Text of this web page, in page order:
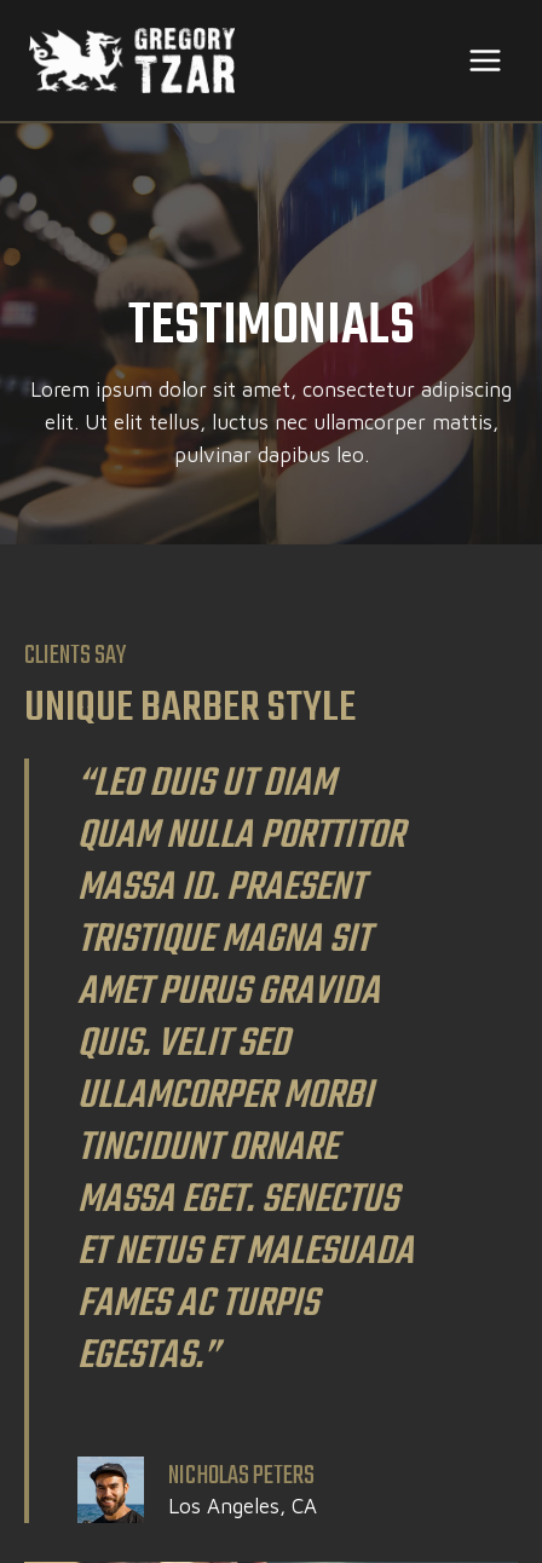
content
TESTIMONIALS
Lorem ipsum dolor sit amet, consectetur adipiscing
elit. Ut elit tellus, luctus nec ullamcorper mattis,
pulvinar dapibus leo.
CLIENTS SAY
UNIQUE BARBER STYLE
“LEO DUIS UT DIAM
QUAM NULLA PORTTITOR
MASSA ID. PRAESENT
TRISTIQUE MAGNA SIT
AMET PURUS GRAVIDA
QUIS. VELIT SED
ULLAMCORPER MORBI
TINCIDUNT ORNARE
MASSA EGET. SENECTUS
ET NETUS ET MALESUADA
FAMES AC TURPIS
EGESTAS.”
NICHOLAS PETERS
Los Angeles, CA